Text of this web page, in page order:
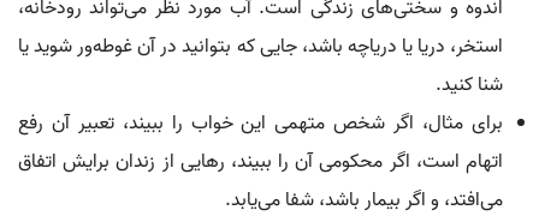
اندوه و سختی‌های زندگی است. آب مورد نظر می‌تواند رودخانه،
استخر، دریا یا دریاچه باشد، جایی که بتوانید در آن غوطه‌ور شوید یا
شنا کنید.
برای مثال، اگر شخص متهمی این خواب را ببیند، تعبیر آن رفع
اتهام است، اگر محکومی آن را ببیند، رهایی از زندان برایش اتفاق
می‌افتد، و اگر بیمار باشد، شفا می‌یابد.